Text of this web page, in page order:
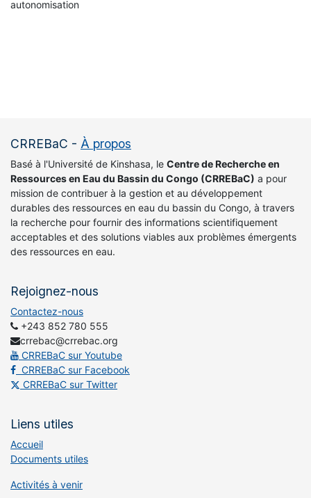
autonomisation
CRREBaC - À propos
Basé à l'Université de Kinshasa, le Centre de Recherche en
Ressources en Eau du Bassin du Congo (CRREBaC) a pour
mission de contribuer à la gestion et au développement
durables des ressources en eau du bassin du Congo, à travers
la recherche pour fournir des informations scientifiquement
acceptables et des solutions viables aux problèmes émergents
des ressources en eau.
Rejoignez-nous
Contactez-nous
+243 852 780 555
crrebac@crrebac.org
CRREBaC sur Youtube
CRREBaC sur Facebook
CRREBaC sur Twitter
Liens utiles
Accueil
Documents utiles
Activités à venir